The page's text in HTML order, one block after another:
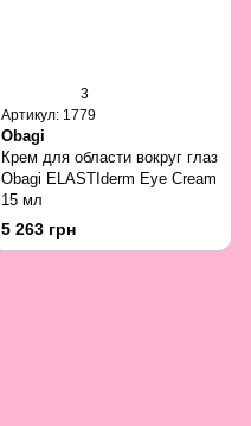
3
Артикул: 1779
Obagi
Крем для области вокруг глаз
Obagi ELASTIderm Eye Cream
15 мл
5 263 грн